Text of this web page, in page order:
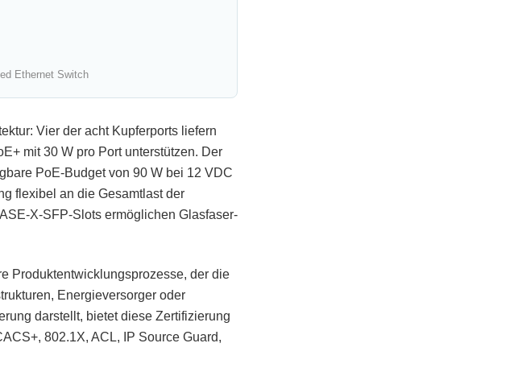
Ethernet Switch
Vier der acht Kupferports liefern
mit 30 W pro Port unterstützen. Der
PoE-Budget von 90 W bei 12 VDC
flexibel an die Gesamtlast der
X-SFP-Slots ermöglichen Glasfaser-
Produktentwicklungsprozesse, der die
Energieversorger oder
darstellt, bietet diese Zertifizierung
802.1X, ACL, IP Source Guard,